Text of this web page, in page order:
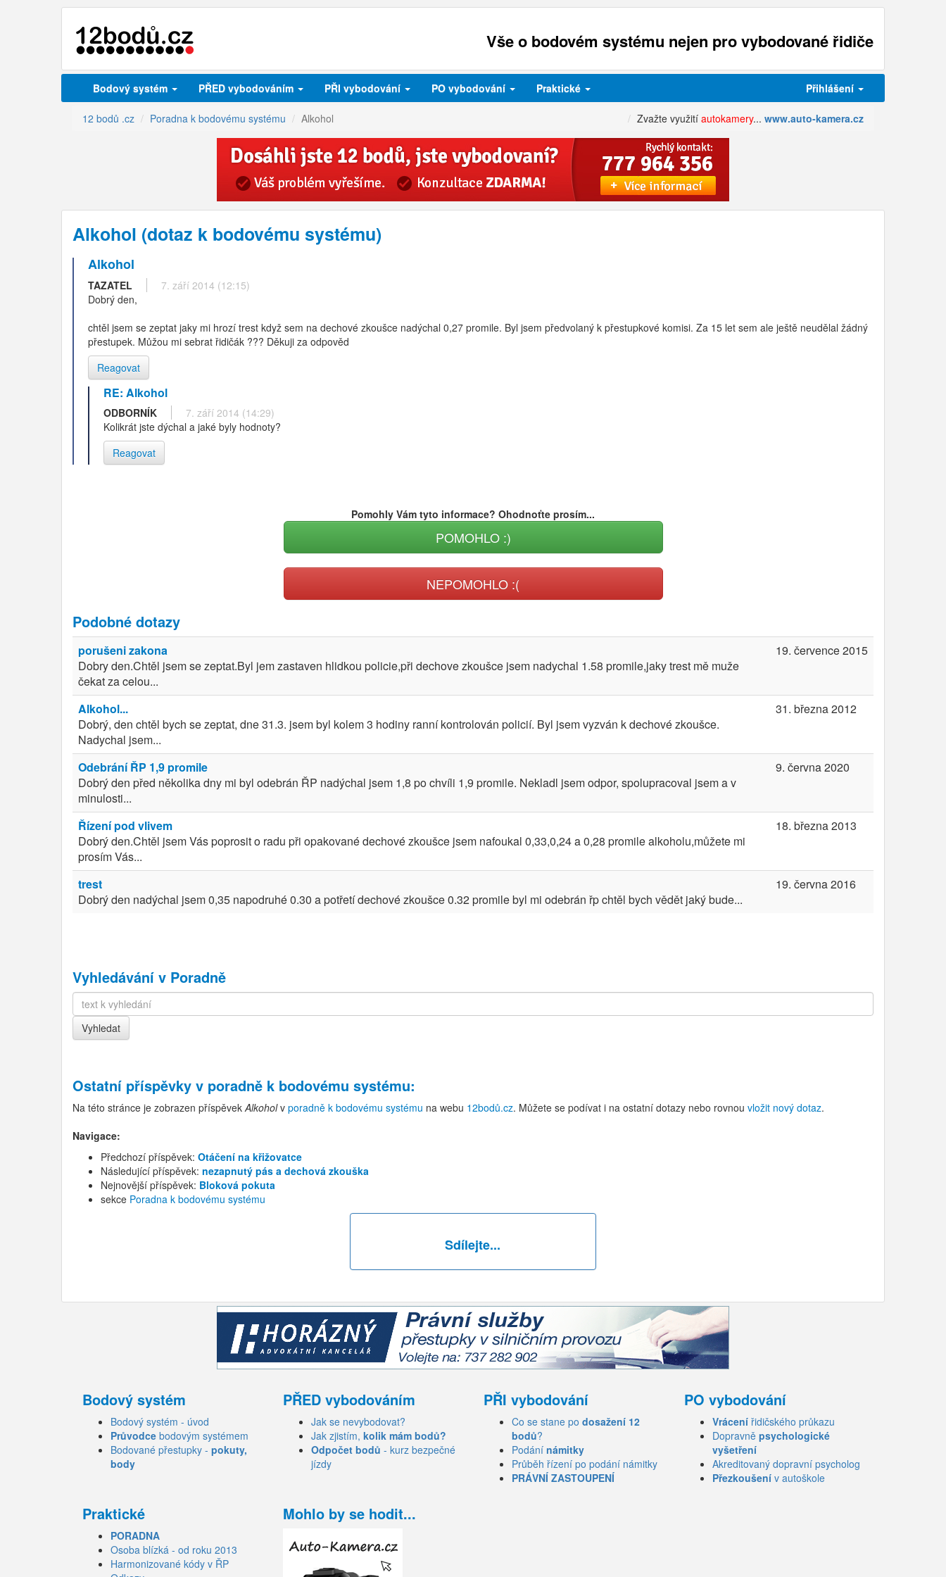
Vše o bodovém systému nejen pro vybodované řidiče
Bodový systém PŘED vybodováním PŘI vybodování PO vybodování Praktické Přihlášení
12 bodů .cz Poradna k bodovému systému Alkohol Zvažte využití autokamery... www.auto-kamera.cz
Alkohol (dotaz k bodovému systému)
Alkohol
TAZATEL
7. září 2014 (12:15)
Dobrý den,
chtěl jsem se zeptat jaky mi hrozí trest když sem na dechové zkoušce nadýchal 0,27 promile. Byl jsem předvolaný k přestupkové komisi. Za 15 let sem ale ještě neudělal žádný
přestupek. Můžou mi sebrat řidičák ??? Děkuji za odpověd
Reagovat
RE: Alkohol
ODBORNÍK
7. září 2014 (14:29)
Kolikrát jste dýchal a jaké byly hodnoty?
Reagovat
Pomohly Vám tyto informace? Ohodnoťte prosím...
POMOHLO :)
NEPOMOHLO :(
Podobné dotazy
porušeni zakona
Dobry den.Chtěl jsem se zeptat.Byl jem zastaven hlidkou policie,při dechove zkoušce jsem nadychal 1.58 promile,jaky trest mě muže
čekat za celou...
19. července 2015
Alkohol...
Dobrý, den chtěl bych se zeptat, dne 31.3. jsem byl kolem 3 hodiny ranní kontrolován policií. Byl jsem vyzván k dechové zkoušce.
Nadychal jsem...
31. března 2012
Odebrání ŘP 1,9 promile
Dobrý den před několika dny mi byl odebrán ŘP nadýchal jsem 1,8 po chvíli 1,9 promile. Nekladl jsem odpor, spolupracoval jsem a v
minulosti...
9. června 2020
Řízení pod vlivem
Dobrý den.Chtěl jsem Vás poprosit o radu při opakované dechové zkoušce jsem nafoukal 0,33,0,24 a 0,28 promile alkoholu,můžete mi
prosím Vás...
18. března 2013
trest
Dobrý den nadýchal jsem 0,35 napodruhé 0.30 a potřetí dechové zkoušce 0.32 promile byl mi odebrán řp chtěl bych vědět jaký bude...
19. června 2016
Vyhledávání v Poradně
Ostatní příspěvky v poradně k bodovému systému:
Na této stránce je zobrazen příspěvekAlkoholv poradně k bodovému systému na webu 12bodů.cz. Můžete se podívat i na ostatní dotazy nebo rovnou vložit nový dotaz.
Navigace:
Předchozí příspěvek: Otáčení na křižovatce
Následující příspěvek: nezapnutý pás a dechová zkouška
Nejnovější příspěvek: Bloková pokuta
sekce Poradna k bodovému systému
Sdílejte...
Bodový systém
Bodový systém - úvod
Průvodce bodovým systémem
Bodované přestupky - pokuty,
body
PŘED vybodováním
Jak se nevybodovat?
Jak zjistím, kolik mám bodů?
Odpočet bodů - kurz bezpečné
jízdy
PŘI vybodování
Co se stane po dosažení 12
bodů?
Podání námitky
Průběh řízení po podání námitky
PRÁVNÍ ZASTOUPENÍ
PO vybodování
Vrácení řidičského průkazu
Dopravně psychologické
vyšetření
Akreditovaný dopravní psycholog
Přezkoušení v autoškole
Praktické
PORADNA
Osoba blízká - od roku 2013
Harmonizované kódy v ŘP
Mohlo by se hodit...